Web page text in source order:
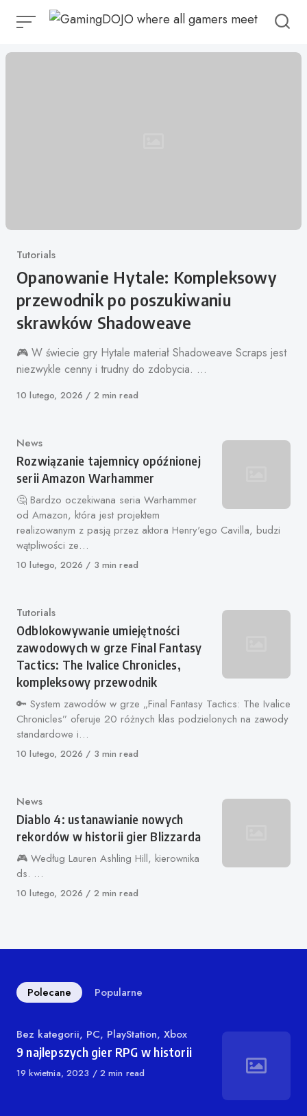
treści
Kategoria
Tutorials
Opanowanie Hytale: Kompleksowy
przewodnik po poszukiwaniu
skrawków Shadoweave
🎮 W świecie gry Hytale materiał Shadoweave Scraps jest
niezwykle cenny i trudny do zdobycia. …
Opublikowano
10 lutego, 2026 2 min read
Kategoria
News
Rozwiązanie tajemnicy opóźnionej
serii Amazon Warhammer
🤔 Bardzo oczekiwana seria Warhammer
od Amazon, która jest projektem
realizowanym z pasją przez aktora Henry'ego Cavilla, budzi
wątpliwości ze…
Opublikowano
10 lutego, 2026 3 min read
Kategoria
Tutorials
Odblokowywanie umiejętności
zawodowych w grze Final Fantasy
Tactics: The Ivalice Chronicles,
kompleksowy przewodnik
🔑 System zawodów w grze „Final Fantasy Tactics: The Ivalice
Chronicles” oferuje 20 różnych klas podzielonych na zawody
standardowe i…
Opublikowano
10 lutego, 2026 3 min read
Kategoria
News
Diablo 4: ustanawianie nowych
rekordów w historii gier Blizzarda
🎮 Według Lauren Ashling Hill, kierownika
ds. …
Opublikowano
10 lutego, 2026 2 min read
Polecane Popularne
Kategoria
Bez kategorii, PC, PlayStation, Xbox
9 najlepszych gier RPG w historii
Opublikowano
19 kwietnia, 2023 2 min read